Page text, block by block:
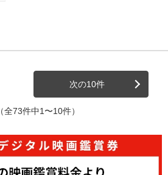
次の10件
（全73件中1〜10件）